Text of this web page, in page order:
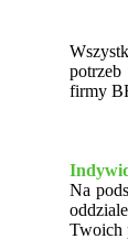
firmy
Na
Twoich